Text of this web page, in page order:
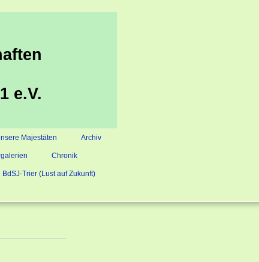
e.V.
Majestäten Archiv
Chronik
BdSJ-Trier (Lust auf Zukunft)